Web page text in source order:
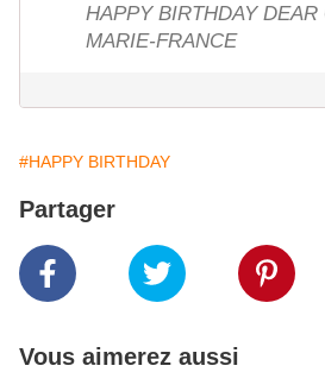
HAPPY BIRTHDAY DEAR
MARIE-FRANCE
#HAPPY BIRTHDAY
Partager
Vous aimerez aussi